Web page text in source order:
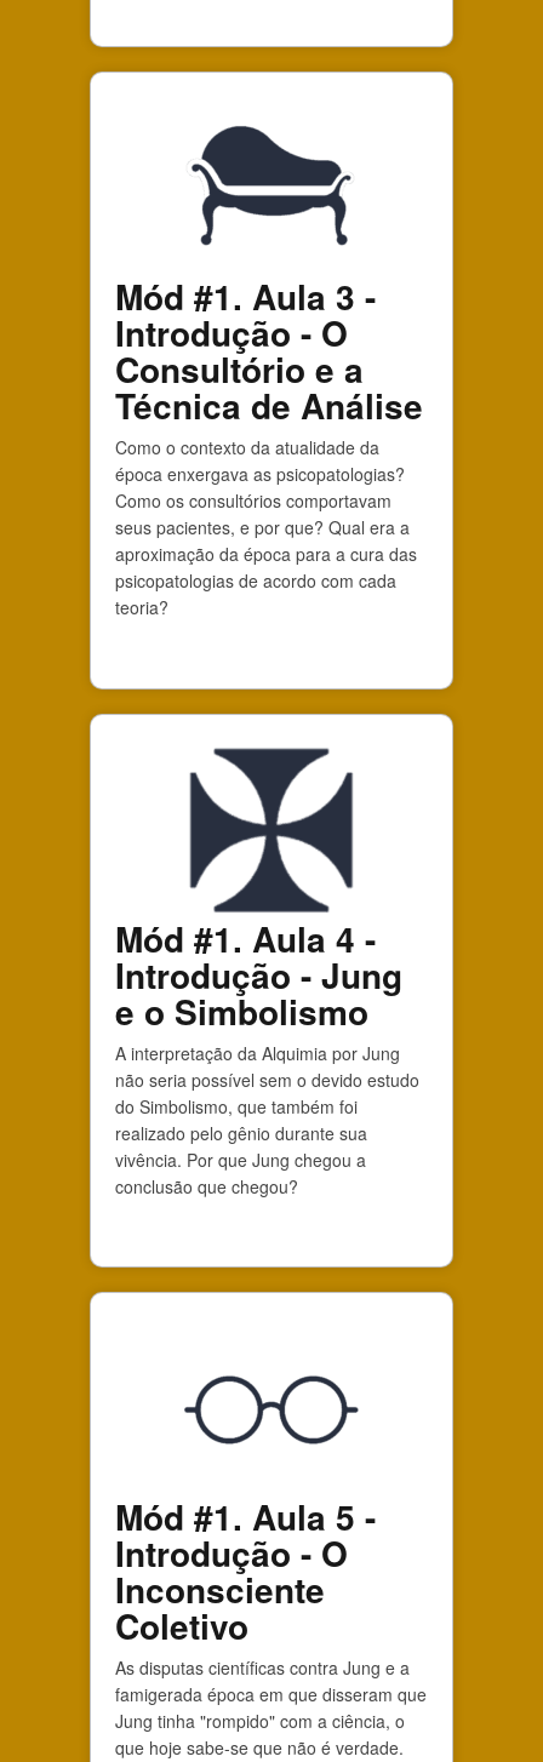
Mód #1. Aula 3 -
Introdução - O
Consultório e a
Técnica de Análise
Como o contexto da atualidade da
época enxergava as psicopatologias?
Como os consultórios comportavam
seus pacientes, e por que? Qual era a
aproximação da época para a cura das
psicopatologias de acordo com cada
teoria?
Mód #1. Aula 4 -
Introdução - Jung
e o Simbolismo
A interpretação da Alquimia por Jung
não seria possível sem o devido estudo
do Simbolismo, que também foi
realizado pelo gênio durante sua
vivência. Por que Jung chegou a
conclusão que chegou?
Mód #1. Aula 5 -
Introdução - O
Inconsciente
Coletivo
As disputas científicas contra Jung e a
famigerada época em que disseram que
Jung tinha "rompido" com a ciência, o
que hoje sabe-se que não é verdade.